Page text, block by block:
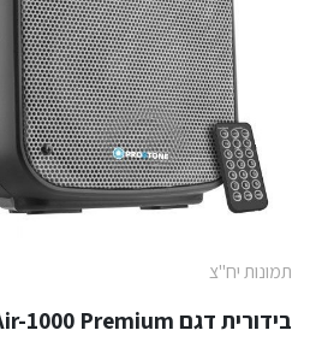
תמונות יח"צ
בידורית דגם1000 Premium